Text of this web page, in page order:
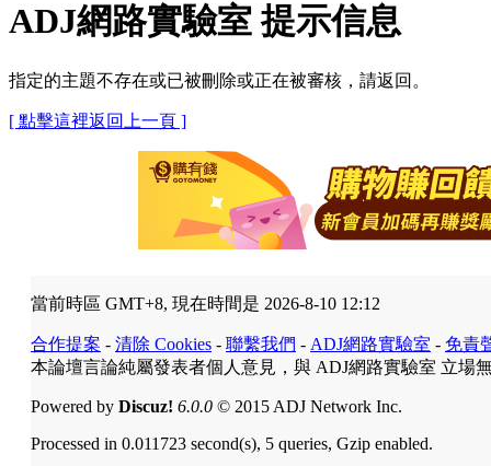
ADJ網路實驗室 提示信息
指定的主題不存在或已被刪除或正在被審核，請返回。
[ 點擊這裡返回上一頁 ]
當前時區 GMT+8, 現在時間是 2026-8-10 12:12
合作提案 - 清除 Cookies - 聯繫我們 - ADJ網路實驗室 - 免責
本論壇言論純屬發表者個人意見，與 ADJ網路實驗室 立場
Powered by Discuz! 6.0.0 © 2015 ADJ Network Inc.
Processed in 0.011723 second(s), 5 queries, Gzip enabled.